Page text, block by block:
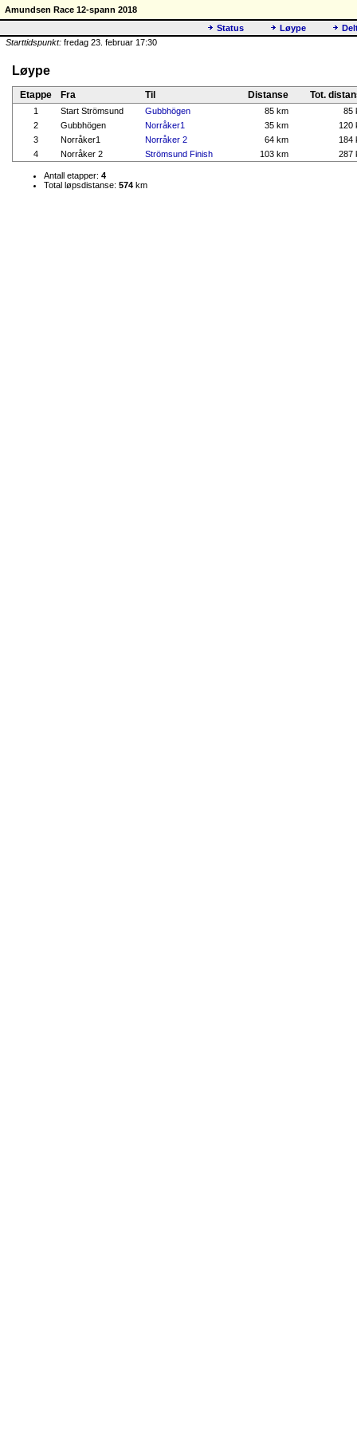
Amundsen Race 12-spann 2018
Status
Løype
Starttidspunkt: fredag 23. februar 17:30
Løype
Etappe Fra Til Distanse Tot.
1 Start Strömsund Gubbhögen 85 km
85
2
Gubbhögen Norråker1 35 km
120
3
Norråker1 Norråker 2 64 km
184
4
Norråker 2 Strömsund Finish 103 km 287
Antall etapper: 4
Total løpsdistanse: 574 km